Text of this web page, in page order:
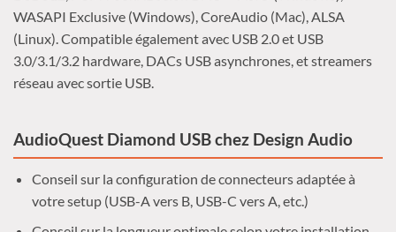
WASAPI Exclusive (Windows), CoreAudio (Mac), ALSA
(Linux). Compatible également avec USB 2.0 et USB
3.0/3.1/3.2 hardware, DACs USB asynchrones, et streamers
réseau avec sortie USB.
AudioQuest Diamond USB chez Design Audio
Conseil sur la configuration de connecteurs adaptée à
votre setup (USB-A vers B, USB-C vers A, etc.)